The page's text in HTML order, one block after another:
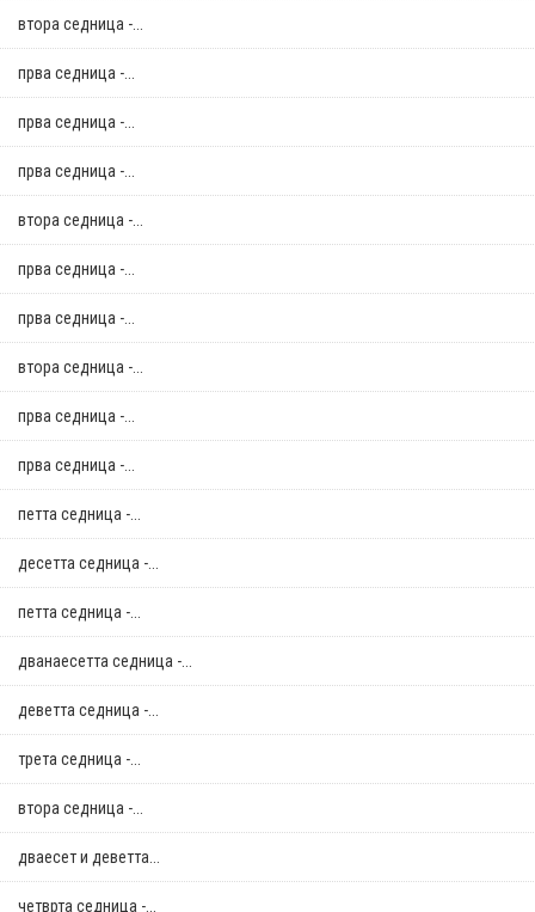
втора седница -...
прва седница -...
прва седница -...
прва седница -...
втора седница -...
прва седница -...
прва седница -...
втора седница -...
прва седница -...
прва седница -...
петта седница -...
десетта седница -...
петта седница -...
дванаесетта седница -...
деветта седница -...
трета седница -...
втора седница -...
дваесет и деветта...
четврта седница -...